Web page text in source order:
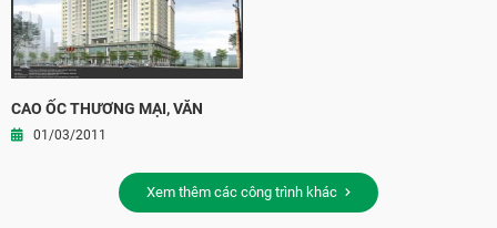
CAO ỐC THƯƠNG MẠI, VĂN
PHÒNG VÀ CĂN HỘ LONG
01/03/2011
Xem thêm các công trình khác